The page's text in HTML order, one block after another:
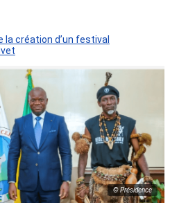
la création d’un festival
© Présidence